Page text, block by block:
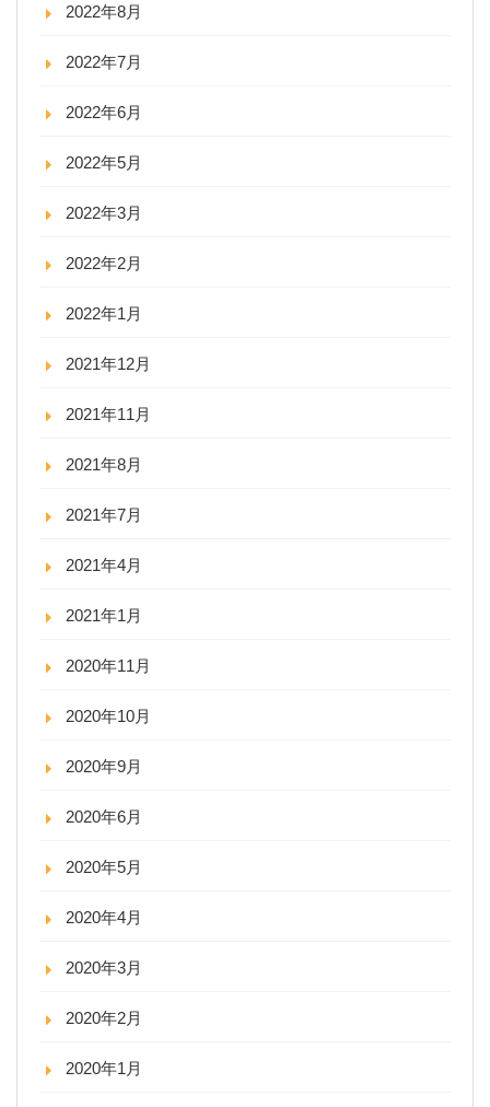
2022年8月
2022年7月
2022年6月
2022年5月
2022年3月
2022年2月
2022年1月
2021年12月
2021年11月
2021年8月
2021年7月
2021年4月
2021年1月
2020年11月
2020年10月
2020年9月
2020年6月
2020年5月
2020年4月
2020年3月
2020年2月
2020年1月